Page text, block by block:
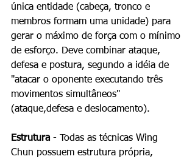
única entidade (cabeça, tronco e
membros formam uma unidade) para
gerar o máximo de força com o mínimo
de esforço. Deve combinar ataque,
defesa e postura, segundo a idéia de
"atacar o oponente executando três
movimentos simultâneos"
(ataque,defesa e deslocamento).
Estrutura - Todas as técnicas Wing
Chun possuem estrutura própria,